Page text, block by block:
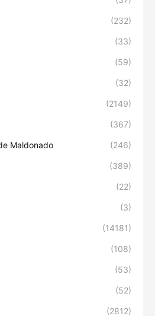
(232)
(33)
(59)
(32)
(2149)
(367)
Maldonado (246)
(389)
(22)
(3)
(14181)
(108)
(53)
(52)
(2812)